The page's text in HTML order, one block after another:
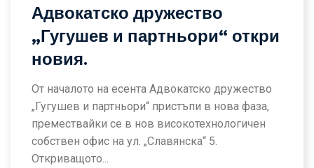
Адвокатско дружество
„Гугушев и партньори“ откри
новия.
От началото на есента Адвокатско дружество
„Гугушев и партньори“ пристъпи в нова фаза,
премествайки се в нов високотехнологичен
собствен офис на ул. „Славянска“ 5.
Откриващото...